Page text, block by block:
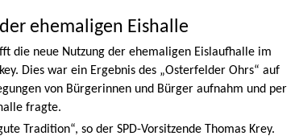
ehemaligen Eishalle
die neue Nutzung der ehemaligen Eislaufhalle im
Dies war ein Ergebnis des „Osterfelder Ohrs“ auf
von Bürgerinnen und Bürger aufnahm und per
fragte.
Tradition“, so der SPD-Vorsitzende Thomas Krey.